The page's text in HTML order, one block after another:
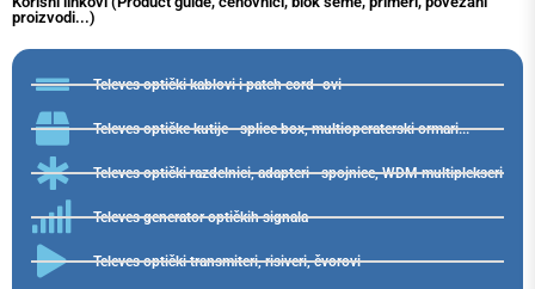
proizvodi...)
Televes optički kablovi i patch cord -ovi
Televes optičke kutije - splice box, multioperaterski ormari...
Televes optički razdelnici, adapteri - spojnice, WDM multiplekseri
Televes generator optičkih signala
Televes optički transmiteri, risiveri, čvorovi